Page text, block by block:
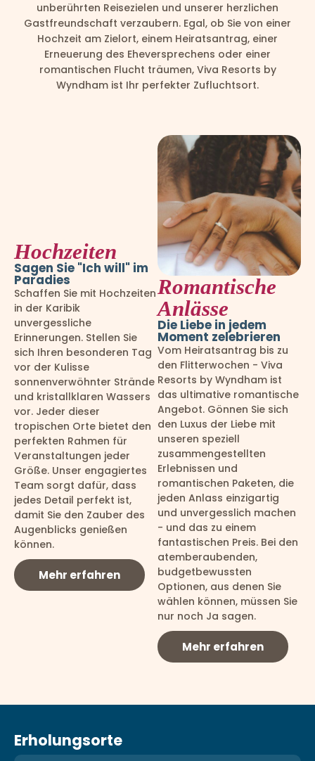
unberührten Reisezielen und unserer herzlichen
Gastfreundschaft verzaubern. Egal, ob Sie von einer
Hochzeit am Zielort, einem Heiratsantrag, einer
Erneuerung des Eheversprechens oder einer
romantischen Flucht träumen, Viva Resorts by
Wyndham ist Ihr perfekter Zufluchtsort.
Hochzeiten
Sagen Sie "Ich will" im
Paradies
Schaffen Sie mit Hochzeiten
in der Karibik
unvergessliche
Erinnerungen. Stellen Sie
sich Ihren besonderen Tag
vor der Kulisse
sonnenverwöhnter Strände
und kristallklaren Wassers
vor. Jeder dieser
tropischen Orte bietet den
perfekten Rahmen für
Veranstaltungen jeder
Größe. Unser engagiertes
Team sorgt dafür, dass
jedes Detail perfekt ist,
damit Sie den Zauber des
Augenblicks genießen
können.
Mehr erfahren
Romantische
Anlässe
Die Liebe in jedem
Moment zelebrieren
Vom Heiratsantrag bis zu
den Flitterwochen - Viva
Resorts by Wyndham ist
das ultimative romantische
Angebot. Gönnen Sie sich
den Luxus der Liebe mit
unseren speziell
zusammengestellten
Erlebnissen und
romantischen Paketen, die
jeden Anlass einzigartig
und unvergesslich machen
- und das zu einem
fantastischen Preis. Bei den
atemberaubenden,
budgetbewussten
Optionen, aus denen Sie
wählen können, müssen Sie
nur noch Ja sagen.
Mehr erfahren
Erholungsorte